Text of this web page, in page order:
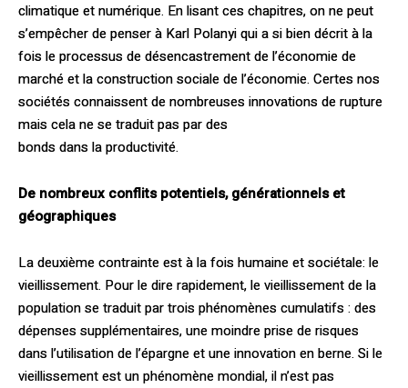
climatique et numérique. En lisant ces chapitres, on ne peut
s’empêcher de penser à Karl Polanyi qui a si bien décrit à la
fois le processus de désencastrement de l’économie de
marché et la construction sociale de l’économie. Certes nos
sociétés connaissent de nombreuses innovations de rupture
mais cela ne se traduit pas par des
bonds dans la productivité.
De nombreux conflits potentiels, générationnels et
géographiques
La deuxième contrainte est à la fois humaine et sociétale: le
vieillissement. Pour le dire rapidement, le vieillissement de la
population se traduit par trois phénomènes cumulatifs : des
dépenses supplémentaires, une moindre prise de risques
dans l’utilisation de l’épargne et une innovation en berne. Si le
vieillissement est un phénomène mondial, il n’est pas